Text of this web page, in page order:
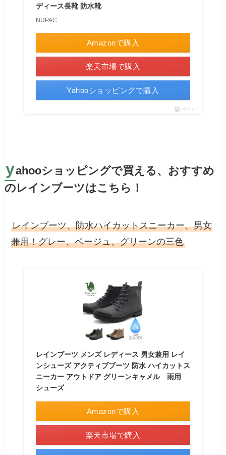
ディース長靴 防水靴
NUPAC
Amazonで購入
楽天市場で購入
Yahooショッピングで購入
ポチップ
yahooショッピングで買える、おすすめ
のレインブーツはこちら！
レインブーツ、防水ハイカットスニーカー、男女
兼用！グレー、ベージュ、グリーンの三色
レインブーツ メンズ レディース 男女兼用 レイ
ンシューズ アクティブブーツ 防水 ハイカットス
ニーカー アウトドア グリーンキャメル 雨用
シューズ
Amazonで購入
楽天市場で購入